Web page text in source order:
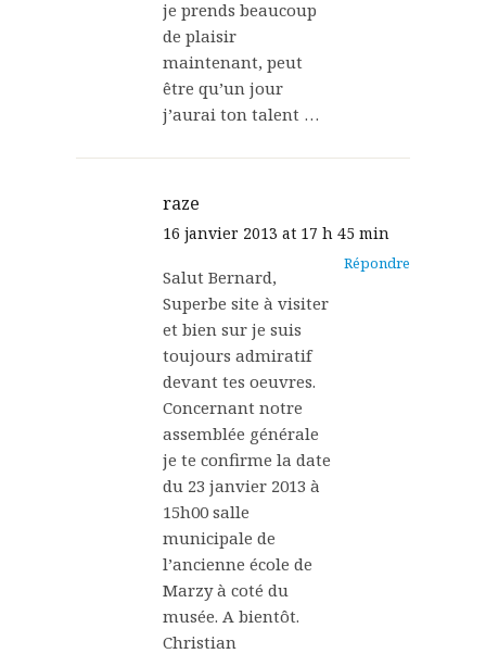
je prends beaucoup
de plaisir
maintenant, peut
être qu’un jour
j’aurai ton talent …
raze
16 janvier 2013 at 17 h 45 min
Répondre
Salut Bernard,
Superbe site à visiter
et bien sur je suis
toujours admiratif
devant tes oeuvres.
Concernant notre
assemblée générale
je te confirme la date
du 23 janvier 2013 à
15h00 salle
municipale de
l’ancienne école de
Marzy à coté du
musée. A bientôt.
Christian